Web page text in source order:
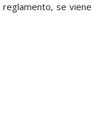
se viene